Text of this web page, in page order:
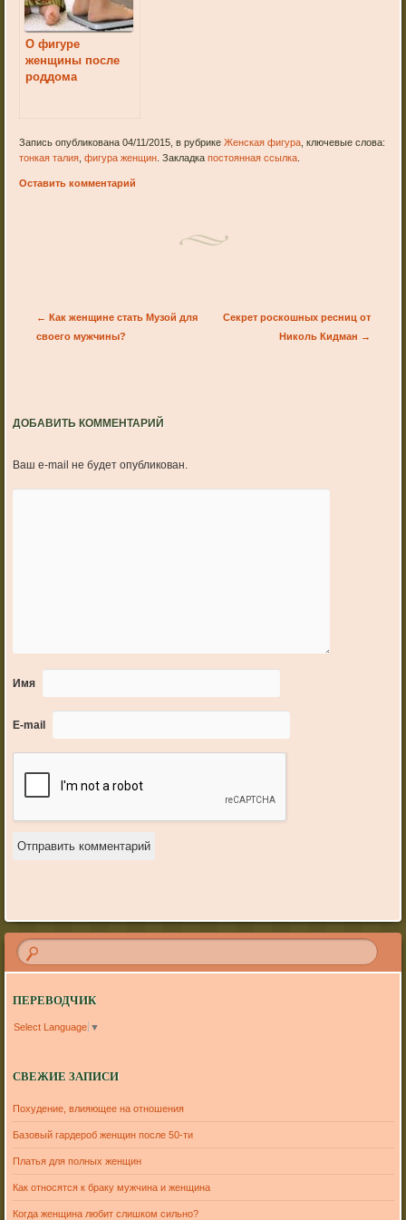
О фигуре
женщины после
роддома
Запись опубликована 04/11/2015, в рубрикеЖенская фигура, ключевые слова:
тонкая талия,фигура женщин. Закладкапостоянная ссылка.
Оставить комментарий
Post navigation
← Как женщине стать Музой для
своего мужчины?
Секрет роскошных ресниц от
Николь Кидман →
ДОБАВИТЬ КОММЕНТАРИЙ
Ваш e-mail не будет опубликован.
Имя
E-mail
ПЕРЕВОДЧИК
Select Language ▼
СВЕЖИЕ ЗАПИСИ
Похудение, влияющее на отношения
Базовый гардероб женщин после 50-ти
Платья для полных женщин
Как относятся к браку мужчина и женщина
Когда женщина любит слишком сильно?